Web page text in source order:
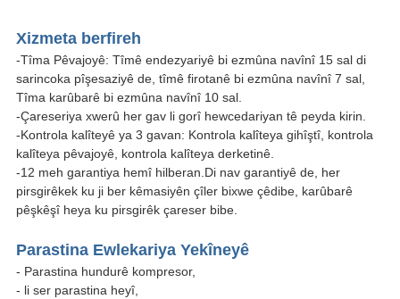
Xizmeta berfireh
-Tîma Pêvajoyê: Tîmê endezyariyê bi ezmûna navînî 15 sal di
sarincoka pîşesaziyê de, tîmê firotanê bi ezmûna navînî 7 sal,
Tîma karûbarê bi ezmûna navînî 10 sal.
-Çareseriya xwerû her gav li gorî hewcedariyan tê peyda kirin.
-Kontrola kalîteyê ya 3 gavan: Kontrola kalîteya gihîştî, kontrola
kalîteya pêvajoyê, kontrola kalîteya derketinê.
-12 meh garantiya hemî hilberan.Di nav garantiyê de, her
pirsgirêkek ku ji ber kêmasiyên çîler bixwe çêdibe, karûbarê
pêşkêşî heya ku pirsgirêk çareser bibe.
Parastina Ewlekariya Yekîneyê
- Parastina hundurê kompresor,
- li ser parastina heyî,